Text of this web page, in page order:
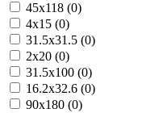
45x118 (0)
4x15 (0)
31.5x31.5 (0)
2x20 (0)
31.5x100 (0)
16.2x32.6 (0)
90x180 (0)